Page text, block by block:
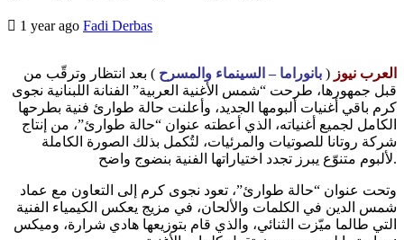
1 year ago Fadi Derbas
العرب نيوز ( بانوراما – السينماء والمسرح ) بعد انتظار وترقّب من
قبل جمهورها، طرحت “شمس الأغنية العربية” الفنانة اللبنانية نجوى
كرم باقي أغنيات ألبومها الجديد، وأعلنت حالة طوارئ فنية بطرحها
الكامل لجميع أغنياته، الذي أعطته عنوان “حالة طوارئ”، من إنتاج
شركة روتانا للصوتيات والمرئيات، لتُكمل بذلك الصورة الكاملة
لألبوم متنوّع يبرز تجدد اختياراتها الفنية بنضوج واضح.
وتحت عنوان “حالة طوارئ”، تعود نجوى كرم إلى التعاون مع عماد
شمس الدين في الكلمات والألحان، في مزيج يعكس الكيمياء الفنية
التي طالما ميّزت الثنائي، والذي قام بتوزيعها هادي شرارة، وميكس